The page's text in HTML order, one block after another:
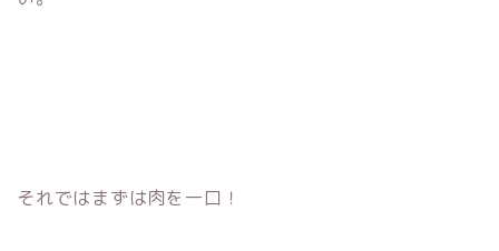
それではまずは肉を一口！